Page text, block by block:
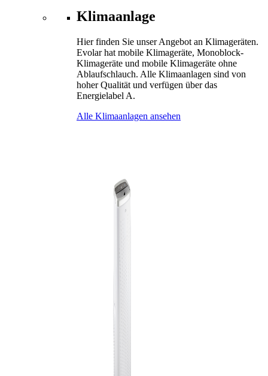
Klimaanlage
Hier finden Sie unser Angebot an Klimageräten.
Evolar hat mobile Klimageräte, Monoblock-
Klimageräte und mobile Klimageräte ohne
Ablaufschlauch. Alle Klimaanlagen sind von
hoher Qualität und verfügen über das
Energielabel A.
Alle Klimaanlagen ansehen